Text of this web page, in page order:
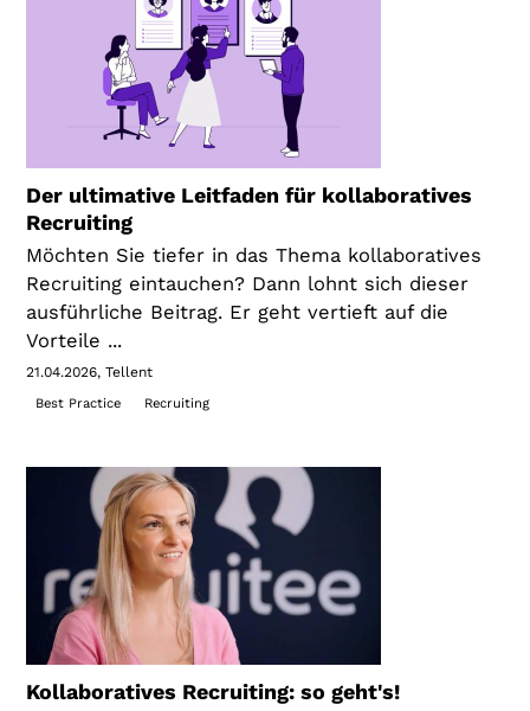
Der ultimative Leitfaden für kollaboratives
Recruiting
Möchten Sie tiefer in das Thema kollaboratives
Recruiting eintauchen? Dann lohnt sich dieser
ausführliche Beitrag. Er geht vertieft auf die
Vorteile ...
21.04.2026 Tellent
Best Practice Recruiting
Kollaboratives Recruiting: so geht's!